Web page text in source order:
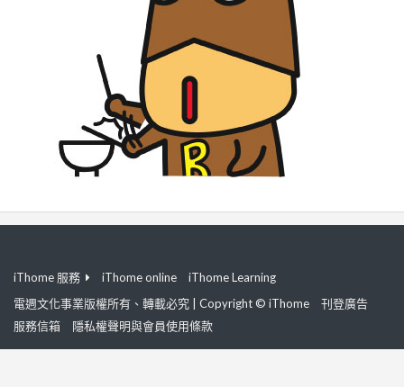
iThome 服務 iThome online
iThome Learning
電週文化事業版權所有、轉載必究 | Copyright © iThome
刊登廣告
服務信箱
隱私權聲明與會員使用條款